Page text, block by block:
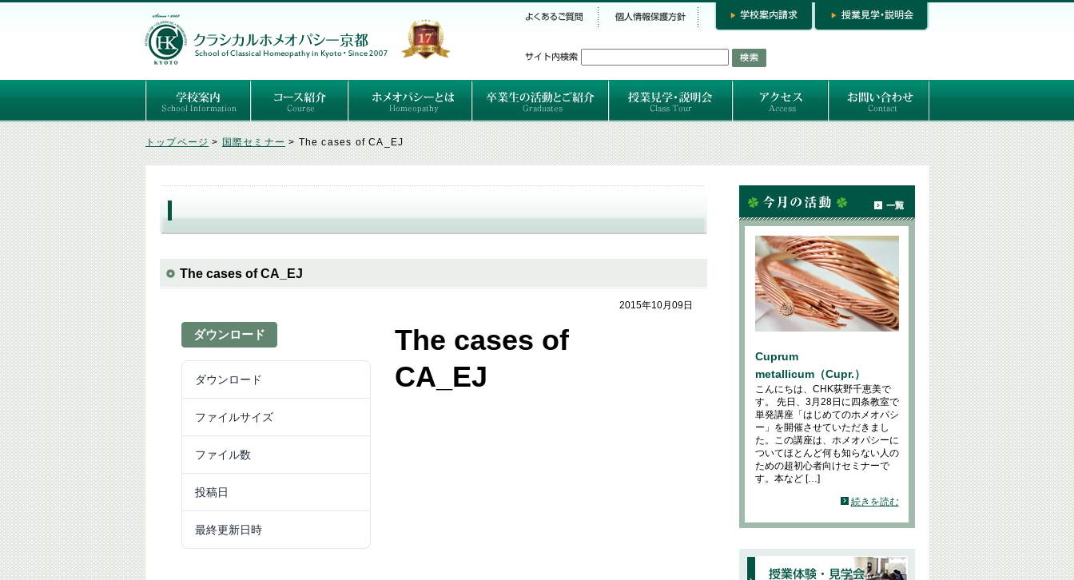
ごあいさつ
３つの基本理念
講師紹介
国際セミナー
ある日の学校生活（写真）
推薦者の声
よくあるご質問
予定表 はじめてのホメオパシー
セルフケアコース
専門コース（4年制）
専門コース（通信）
専門コース編入制度 ホメオパシーとは
クラシカルホメオパシーとは
オルガノンとは
ハーネマンの人生
ハーネマン以後のホメオパス
レメディの使い方ABC 卒業生のご紹介
卒業生の活動 お問い合わせ
専門コースお問い合わせ
専門コース入学お申し込み
個人セッション
トップページ>国際セミナー>The cases of CA_EJ
The cases of CA_EJ
2015年10月09日
ダウンロード
ダウンロード
ファイルサイズ
ファイル数
投稿日
最終更新日時
The cases of
CA_EJ
Cuprum
metallicum（Cupr.）
こんにちは、CHK荻野千恵美で
す。 先日、3月28日に四条教室で
単発講座「はじめてのホメオパシ
ー」を開催させていただきまし
た。この講座は、ホメオパシーに
ついてほとんど何も知らない人の
ための超初心者向けセミナーで
す。本など […]
続きを読む